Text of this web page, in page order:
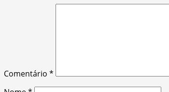
Comentário *